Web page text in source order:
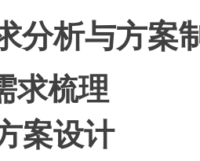
分析与方案
求梳理
案设计